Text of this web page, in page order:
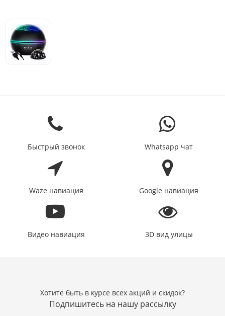
Быстрый звонок Whatsapp чат
Waze навиация Google навиация
Видео навиация 3D вид улицы
Хотите быть в курсе всех акций и скидок?
Подпишитесь на нашу рассылку